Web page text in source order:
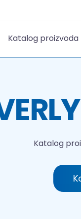
Katalog proizvoda
Katalog